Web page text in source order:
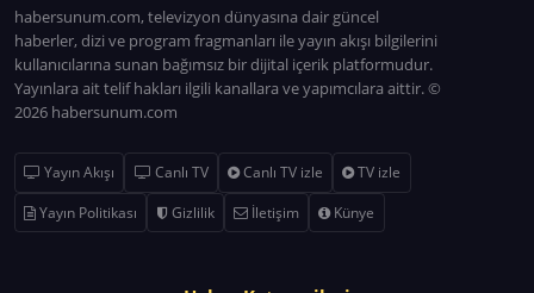
habersunum.com, televizyon dünyasına dair güncel
haberler, dizi ve program fragmanları ile yayın akışı bilgilerini
kullanıcılarına sunan bağımsız bir dijital içerik platformudur.
Yayınlara ait telif hakları ilgili kanallara ve yapımcılara aittir. ©
2026 habersunum.com
Yayın Akışı Canlı TV Canlı TV izle
TV izle
Yayın Politikası
Gizlilik İletişim Künye